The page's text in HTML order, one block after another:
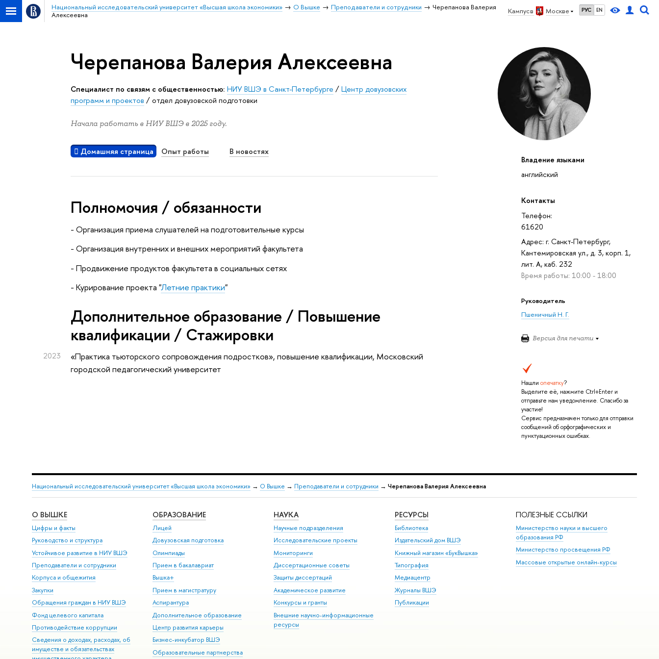
Кампус в Москве РУС EN
Национальный исследовательский университет «Высшая школа экономики» О Вышке Преподаватели и сотрудники
Черепанова Валерия
Алексеевна
Владение языками
английский
Контакты
Телефон:
61620
Адрес: г. Санкт-Петербург,
Кантемировская ул., д. 3, корп. 1,
лит. А, каб. 232
Время работы: 10:00 - 18:00
Руководитель
Пшеничный Н. Г.
Версия для печати
Нашли опечатку?
Выделите её, нажмите Ctrl+Enter и
отправьте нам уведомление. Спасибо за
участие!
Сервис предназначен только для отправки
сообщений об орфографических и
пунктуационных ошибках.
Черепанова Валерия Алексеевна
Специалист по связям с общественностью: НИУ ВШЭ в Санкт-Петербурге /Центр довузовских
программ и проектов /отдел довузовской подготовки
Начала работать в НИУ ВШЭ в 2025 году.
Домашняя страница Опыт работы В новостях
Полномочия / обязанности
- Организация приема слушателей на подготовительные курсы
- Организация внутренних и внешних мероприятий факультета
- Продвижение продуктов факультета в социальных сетях
- Курирование проекта "Летние практики"
Дополнительное образование / Повышение
квалификации / Стажировки
2023 «Практика тьюторского сопровождения подростков», повышение квалификации, Московский
городской педагогический университет
Национальный исследовательский университет «Высшая школа экономики» → О Вышке → Преподаватели и сотрудники → Черепанова Валерия Алексеевна
О ВЫШКЕ
Цифры и факты
Руководство и структура
Устойчивое развитие в НИУ ВШЭ
Преподаватели и сотрудники
Корпуса и общежития
Закупки
Обращения граждан в НИУ ВШЭ
Фонд целевого капитала
Противодействие коррупции
Сведения о доходах, расходах, об
имуществе и обязательствах
ОБРАЗОВАНИЕ
Лицей
Довузовская подготовка
Олимпиады
Прием в бакалавриат
Вышка+
Прием в магистратуру
Аспирантура
Дополнительное образование
Центр развития карьеры
Бизнес-инкубатор ВШЭ
Образовательные партнерства
НАУКА
Научные подразделения
Исследовательские проекты
Мониторинги
Диссертационные советы
Защиты диссертаций
Академическое развитие
Конкурсы и гранты
Внешние научно-информационные
ресурсы
РЕСУРСЫ
Библиотека
Издательский дом ВШЭ
Книжный магазин «БукВышка»
Типография
Медиацентр
Журналы ВШЭ
Публикации
ПОЛЕЗНЫЕ ССЫЛКИ
Министерство науки и высшего
образования РФ
Министерство просвещения РФ
Массовые открытые онлайн-курсы